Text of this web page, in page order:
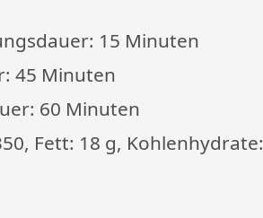
15 Minuten
45 Minuten
60 Minuten
Fett: 18 g,